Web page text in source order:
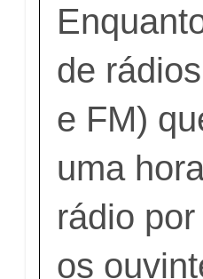
de
e FM)
uma
rádio
os